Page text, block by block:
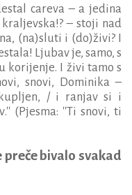
careva – a jedina
– stoji nad
(na)sluti i (do)živi? I
Ljubav je, samo, s
korijenje. I živi tamo s
snovi, Dominika –
/ i ranjav si i
(Pjesma: ''Ti snovi, ti
bivalo svakad